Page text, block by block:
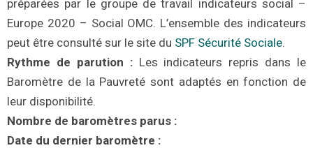
préparées par le groupe de travail indicateurs social –
Europe 2020 – Social OMC. L’ensemble des indicateurs
peut être consulté sur le site du SPF Sécurité Sociale.
Rythme de parution : Les indicateurs repris dans le
Baromètre de la Pauvreté sont adaptés en fonction de
leur disponibilité.
Nombre de baromètres parus :
Date du dernier baromètre :